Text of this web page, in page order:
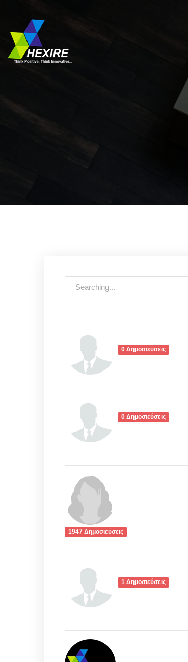
0 Δημοσιεύσεις
0 Δημοσιεύσεις
1947 Δημοσιεύσεις
1 Δημοσιεύσεις